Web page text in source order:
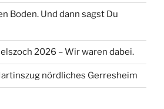
Boden. Und dann sagst Du
2026 – Wir waren dabei.
nördliches Gerresheim